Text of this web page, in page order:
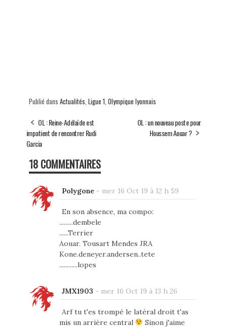
Publié dans Actualités, Ligue 1, Olympique lyonnais
OL : Reine-Adélaïde est
impatient de rencontrer Rudi
Garcia
OL : un nouveau poste pour
Houssem Aouar ?
18 COMMENTAIRES
Polygone- mer 16 Oct 19 à 12 h 59
En son absence, ma compo:
.........dembele
......Terrier
Aouar. Tousart Mendes JRA
Kone.deneyer.andersen..tete
............lopes
JMX1903 - mer 16 Oct 19 à 13 h 26
Arf tu t'es trompé le latéral droit t'as
mis un arrière central
Sinon j'aime